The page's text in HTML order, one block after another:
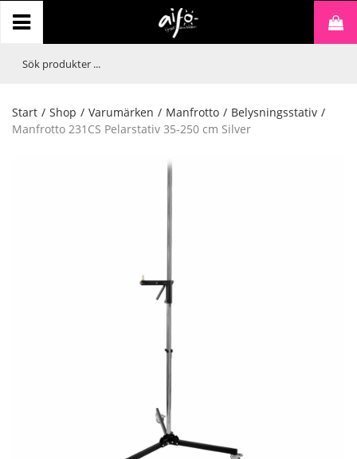
Start / Shop / Varumärken / Manfrotto / Belysningsstativ /
Manfrotto 231CS Pelarstativ 35-250 cm Silver